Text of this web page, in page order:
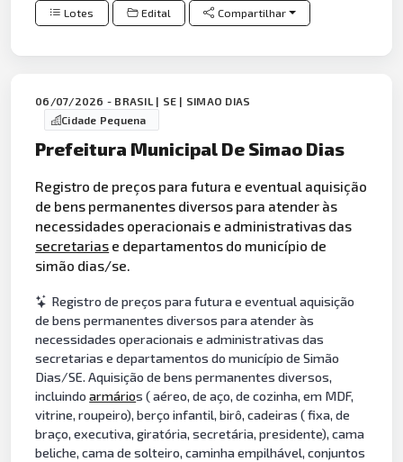
Lotes Edital Compartilhar
06/07/2026 - BRASIL | SE | SIMAO DIAS
Cidade Pequena
Prefeitura Municipal De Simao Dias
Registro de preços para futura e eventual aquisição
de bens permanentes diversos para atender às
necessidades operacionais e administrativas das
secretarias e departamentos do município de
simão dias/se.
Registro de preços para futura e eventual aquisição
de bens permanentes diversos para atender às
necessidades operacionais e administrativas das
secretarias e departamentos do município de Simão
Dias/SE. Aquisição de bens permanentes diversos,
incluindoarmários ( aéreo, de aço, de cozinha, em MDF,
vitrine, roupeiro), berço infantil, birô, cadeiras ( fixa, de
braço, executiva, giratória, secretária, presidente), cama
beliche, cama de solteiro, caminha empilhável, conjuntos